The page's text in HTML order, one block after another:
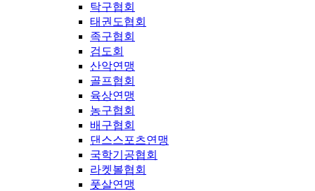
탁구협회
태권도협회
족구협회
검도회
산악연맹
골프협회
육상연맹
농구협회
배구협회
댄스스포츠연맹
국학기공협회
라켓볼협회
풋살연맹